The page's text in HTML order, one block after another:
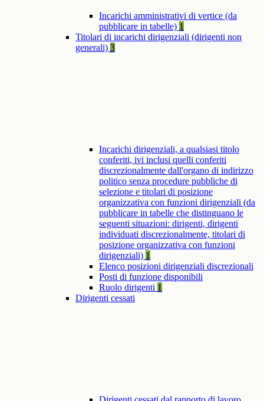
Incarichi amministrativi di vertice (da
pubblicare in tabelle) 1
Titolari di incarichi dirigenziali (dirigenti non
generali) 3
Incarichi dirigenziali, a qualsiasi titolo
conferiti, ivi inclusi quelli conferiti
discrezionalmente dall'organo di indirizzo
politico senza procedure pubbliche di
selezione e titolari di posizione
organizzativa con funzioni dirigenziali (da
pubblicare in tabelle che distinguano le
seguenti situazioni: dirigenti, dirigenti
individuati discrezionalmente, titolari di
posizione organizzativa con funzioni
dirigenziali) 1
Elenco posizioni dirigenziali discrezionali
Posti di funzione disponibili
Ruolo dirigenti 1
Dirigenti cessati